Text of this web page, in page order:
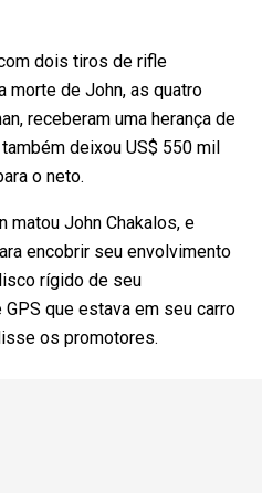
dois tiros de rifle
morte de John, as quatro
receberam uma herança de
deixou US$ 550 mil
o neto.
matou John Chakalos, e
encobrir seu envolvimento
rígido de seu
que estava em seu carro
os promotores.